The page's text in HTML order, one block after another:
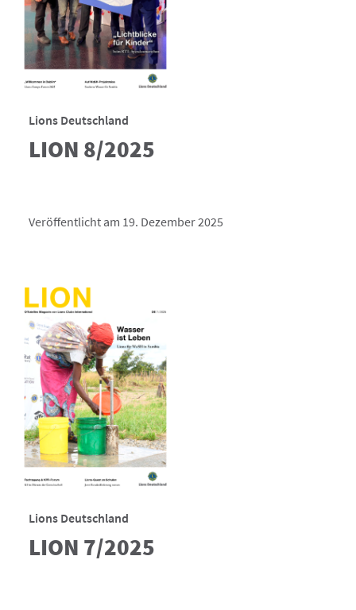
Lions Deutschland
LION 8/2025
Veröffentlicht am 19. Dezember 2025
Lions Deutschland
LION 7/2025